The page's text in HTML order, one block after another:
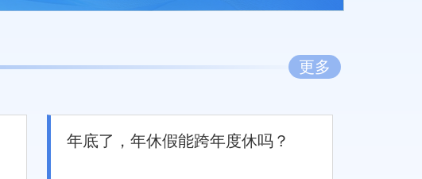
更多
年底了，年休假能跨年度休吗？